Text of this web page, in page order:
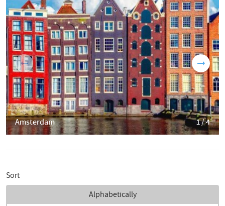
Amsterdam 1 / 4
Sort
Alphabetically